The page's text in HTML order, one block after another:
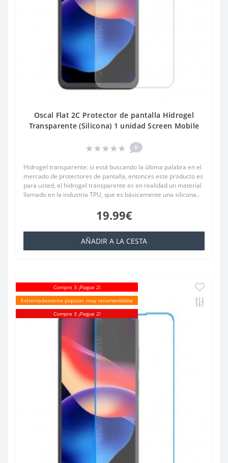
Oscal Flat 2C Protector de pantalla Hidrogel
Transparente (Silicona) 1 unidad Screen Mobile
0
Hidrogel transparente: si está buscando la última palabra en el
mercado de protectores de pantalla, entonces este producto es
para usted, el hidrogel transparente es en realidad un material
llamado en la industria TPU, que es básicamente una silicona..
19.99€
AÑADIR A LA CESTA
Compre 3 ¡Pague 2!
Extremadamente popular, muy recomendable
Compre 3 ¡Pague 2!